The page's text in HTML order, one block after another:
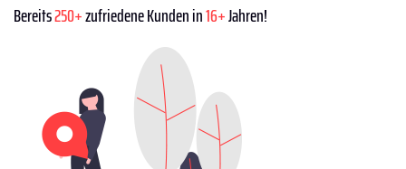
Bereits250+zufriedene Kunden in16+Jahren!